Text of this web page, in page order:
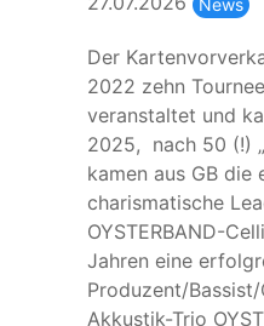
News
Der
2022 zehn
veranstaltet und
2025, nach 50 (!)
kamen aus GB
charismatische
OYSTERBAND-
Jahren eine
Produzent/
Akkustik-Trio